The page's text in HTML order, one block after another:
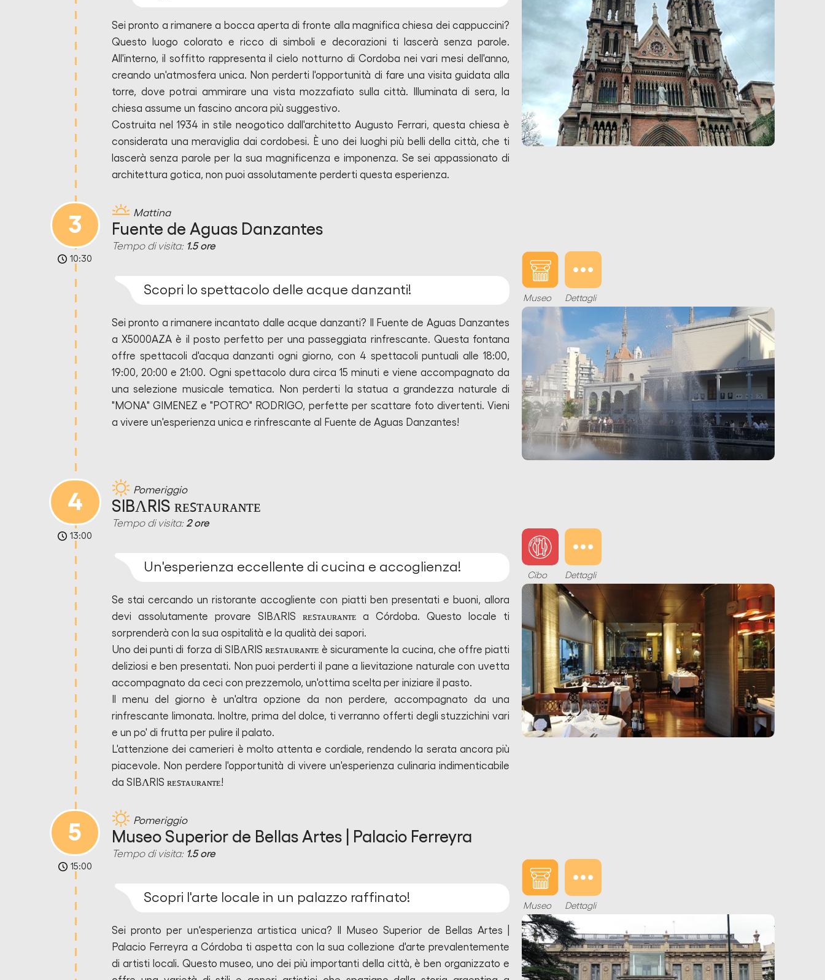
Sei pronto a rimanere a bocca aperta di fronte alla magnifica chiesa dei cappuccini?
Questo luogo colorato e ricco di simboli e decorazioni ti lascerà senza parole.
All'interno, il soffitto rappresenta il cielo notturno di Cordoba nei vari mesi dell'anno,
creando un'atmosfera unica. Non perderti l'opportunità di fare una visita guidata alla
torre, dove potrai ammirare una vista mozzafiato sulla città. Illuminata di sera, la
chiesa assume un fascino ancora più suggestivo.
Costruita nel 1934 in stile neogotico dall'architetto Augusto Ferrari, questa chiesa è
considerata una meraviglia dai cordobesi. È uno dei luoghi più belli della città, che ti
lascerà senza parole per la sua magnificenza e imponenza. Se sei appassionato di
architettura gotica, non puoi assolutamente perderti questa esperienza.
3
10:30
Mattina
Fuente de Aguas Danzantes
Tempo di visita: 1.5 ore
Scopri lo spettacolo delle acque danzanti!
Sei pronto a rimanere incantato dalle acque danzanti? Il Fuente de Aguas Danzantes
a X5000AZA è il posto perfetto per una passeggiata rinfrescante. Questa fontana
offre spettacoli d'acqua danzanti ogni giorno, con 4 spettacoli puntuali alle 18:00,
19:00, 20:00 e 21:00. Ogni spettacolo dura circa 15 minuti e viene accompagnato da
una selezione musicale tematica. Non perderti la statua a grandezza naturale di
"MONA" GIMENEZ e "POTRO" RODRIGO, perfette per scattare foto divertenti. Vieni
a vivere un'esperienza unica e rinfrescante al Fuente de Aguas Danzantes!
Museo Dettagli
4
13:00
Pomeriggio
SIBΛRIS ʀᴇꜱᴛᴀᴜʀᴀɴᴛᴇ
Tempo di visita: 2 ore
Un'esperienza eccellente di cucina e accoglienza!
Se stai cercando un ristorante accogliente con piatti ben presentati e buoni, allora
devi assolutamente provare SIBΛRIS ʀᴇꜱᴛᴀᴜʀᴀɴᴛᴇ a Córdoba. Questo locale ti
sorprenderà con la sua ospitalità e la qualità dei sapori.
Uno dei punti di forza di SIBΛRIS ʀᴇꜱᴛᴀᴜʀᴀɴᴛᴇ è sicuramente la cucina, che offre piatti
deliziosi e ben presentati. Non puoi perderti il pane a lievitazione naturale con uvetta
accompagnato da ceci con prezzemolo, un'ottima scelta per iniziare il pasto.
Il menu del giorno è un'altra opzione da non perdere, accompagnato da una
rinfrescante limonata. Inoltre, prima del dolce, ti verranno offerti degli stuzzichini vari
e un po' di frutta per pulire il palato.
L'attenzione dei camerieri è molto attenta e cordiale, rendendo la serata ancora più
piacevole. Non perdere l'opportunità di vivere un'esperienza culinaria indimenticabile
da SIBΛRIS ʀᴇꜱᴛᴀᴜʀᴀɴᴛᴇ!
Cibo Dettagli
5
15:00
Pomeriggio
Museo Superior de Bellas Artes | Palacio Ferreyra
Tempo di visita: 1.5 ore
Scopri l'arte locale in un palazzo raffinato!
Sei pronto per un'esperienza artistica unica? Il Museo Superior de Bellas Artes |
Palacio Ferreyra a Córdoba ti aspetta con la sua collezione d'arte prevalentemente
di artisti locali. Questo museo, uno dei più importanti della città, è ben organizzato e
Museo Dettagli